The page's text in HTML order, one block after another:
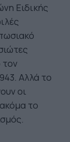
Ειδικής
τον
Αλλά το
οι
το